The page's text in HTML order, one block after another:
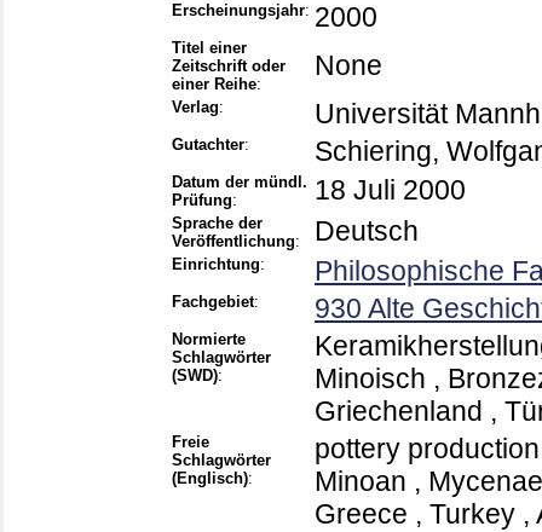
Erscheinungsjahr: 2000
Titel einer
Zeitschrift oder
einer Reihe:
None
Verlag: Universität
Gutachter: Schiering,
Datum der mündl.
Prüfung: 18 Juli 2000
Sprache der
Veröffentlichung: Deutsch
Einrichtung: Philosophische
Fachgebiet: 930 Alte
Normierte
Schlagwörter
(SWD):
Minoisch ,
Griechenland ,
Freie
Schlagwörter
(Englisch):
pottery
Minoan ,
Greece , Turkey ,